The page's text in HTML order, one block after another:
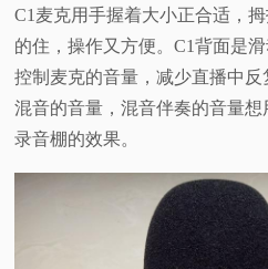
C1麦克用手握着大小正合适，
的住，操作又方便。C1背面是
控制麦克的音量，减少直播中
混音的音量，混音伴奏的音量
录音棚的效果。